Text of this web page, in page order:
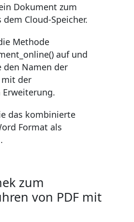
Dokument zum
Cloud-Speicher.
Methode
auf und
den Namen der
mit der
das kombinierte
Format als
zum
von PDF mit